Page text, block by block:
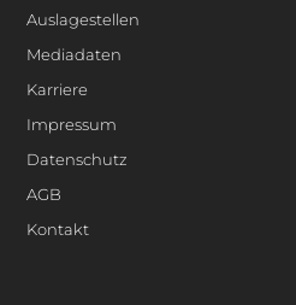
Auslagestellen
Mediadaten
Karriere
Impressum
Datenschutz
AGB
Kontakt